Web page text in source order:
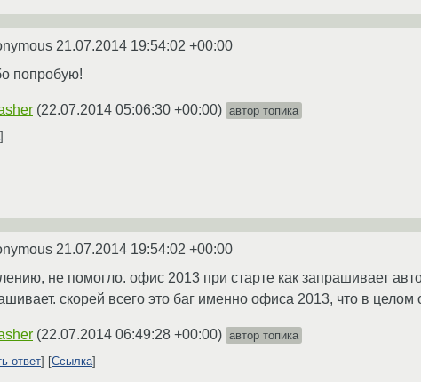
21.07.2014 19:54:02 +00:00
попробую!
(22.07.2014 05:06:30 +00:00) автор топика
21.07.2014 19:54:02 +00:00
не помогло. офис 2013 при старте как запрашивает
скорей всего это баг именно офиса 2013, что в целом
(22.07.2014 06:49:28 +00:00) автор топика
ответ
Ссылка